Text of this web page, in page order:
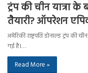
ट्रंप की चीन यात्रा
तैयारी? ऑपरेशन
अमेरिकी राष्ट्रपति डोनाल्ड ट्रंप की
गई है।…
Read More »